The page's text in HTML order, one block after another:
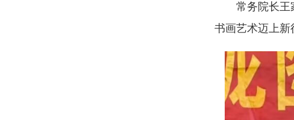
常务院长王家
书画艺术迈上新